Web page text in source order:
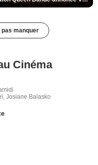
manquer
Cinéma
Josiane Balasko